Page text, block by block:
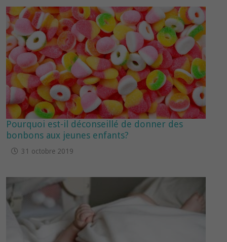
Pourquoi est-il déconseillé de donner des
bonbons aux jeunes enfants?
31 octobre 2019